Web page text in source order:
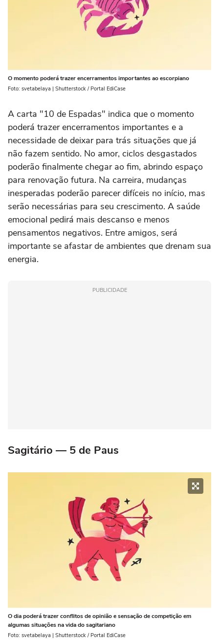
O momento poderá trazer encerramentos importantes ao escorpiano
Foto: svetabelaya | Shutterstock / Portal EdiCase
A carta "10 de Espadas" indica que o momento
poderá trazer encerramentos importantes e a
necessidade de deixar para trás situações que já
não fazem sentido. No amor, ciclos desgastados
poderão finalmente chegar ao fim, abrindo espaço
para renovação futura. Na carreira, mudanças
inesperadas poderão parecer difíceis no início, mas
serão necessárias para seu crescimento. A saúde
emocional pedirá mais descanso e menos
pensamentos negativos. Entre amigos, será
importante se afastar de ambientes que drenam sua
energia.
PUBLICIDADE
Sagitário — 5 de Paus
O dia poderá trazer conflitos de opinião e sensação de competição em
algumas situações na vida do sagitariano
Foto: svetabelaya | Shutterstock / Portal EdiCase